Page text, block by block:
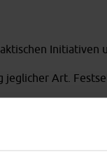
Initiativen
Art.